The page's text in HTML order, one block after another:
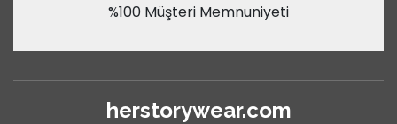
%100 Müşteri Memnuniyeti
herstorywear.com